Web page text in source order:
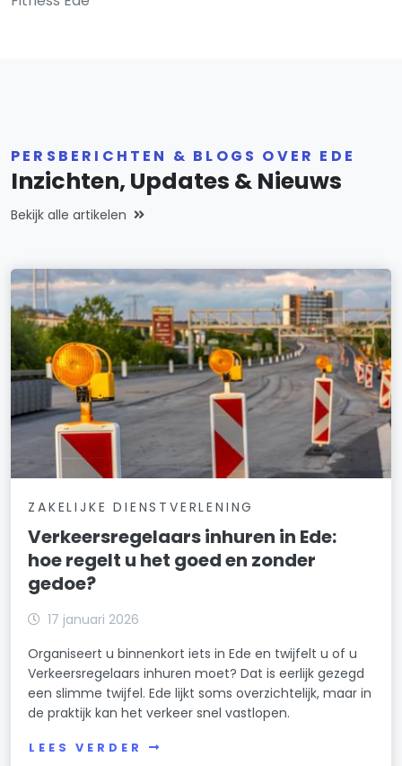
PERSBERICHTEN & BLOGS OVER EDE
Inzichten, Updates & Nieuws
Bekijk alle artikelen
ZAKELIJKE DIENSTVERLENING
Verkeersregelaars inhuren in Ede:
hoe regelt u het goed en zonder
gedoe?
17 januari 2026
Organiseert u binnenkort iets in Ede en twijfelt u of u
Verkeersregelaars inhuren moet? Dat is eerlijk gezegd
een slimme twijfel. Ede lijkt soms overzichtelijk, maar in
de praktijk kan het verkeer snel vastlopen.
LEES VERDER